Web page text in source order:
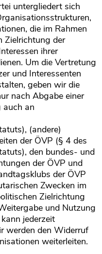
untergliedert sich
die im Rahmen
Zielrichtung der
ihrer
Um die Vertretung
und Interessenten
geben wir die
nach Abgabe einer
auch an
(andere)
der ÖVP (§ 4 des
den bundes- und
der ÖVP und
der ÖVP
Zwecken im
Zielrichtung
und Nutzung
jederzeit
werden den Widerruf
weiterleiten.